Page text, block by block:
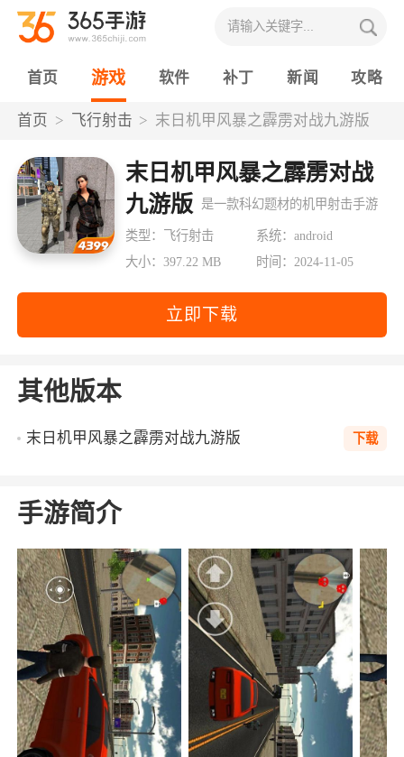
首页 游戏 软件 补丁 新闻 攻略
首页 飞行射击 末日机甲风暴之霹雳对战九游版
末日机甲风暴之霹雳对战
九游版
是一款科幻题材的机甲射击手游
类型：飞行射击
系统：android
大小：397.22 MB
时间：2024-11-05
立即下载
其他版本
末日机甲风暴之霹雳对战九游版 下载
手游简介